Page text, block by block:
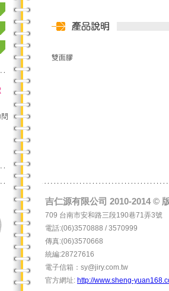
雙面膠
吉仁源有限公司 2010-2014 ©
709 台南市安和路三段190巷71弄3號
電話:(06)3570888 / 3570999
傳真:(06)3570668
統編:28727616
電子信箱：sy@jiry.com.tw
官方網址: http://www.sheng-